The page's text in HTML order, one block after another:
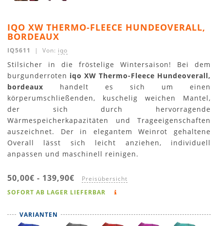
IQO XW THERMO-FLEECE HUNDEOVERALL,
BORDEAUX
IQ5611 | Von: iqo
Stilsicher in die fröstelige Wintersaison! Bei dem
burgunderroten iqo XW Thermo-Fleece Hundeoverall,
bordeaux handelt es sich um einen
körperumschließenden, kuschelig weichen Mantel,
der sich durch hervorragende
Wärmespeicherkapazitäten und Trageeigenschaften
auszeichnet. Der in elegantem Weinrot gehaltene
Overall lässt sich leicht anziehen, individuell
anpassen und maschinell reinigen.
50,00€ - 139,90€ Preisübersicht
SOFORT AB LAGER LIEFERBAR
VARIANTEN